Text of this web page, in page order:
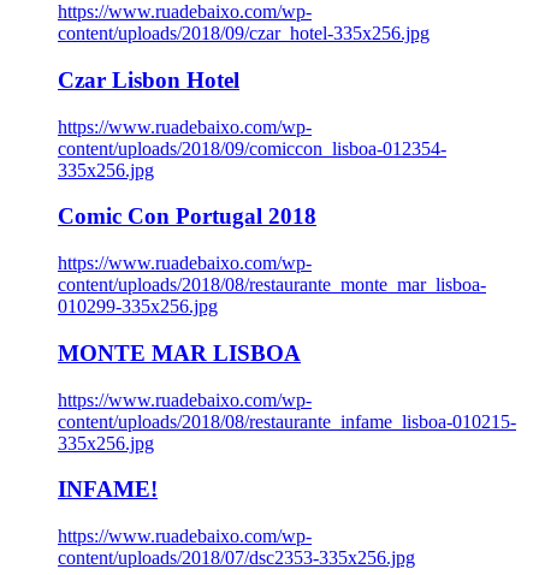
https://www.ruadebaixo.com/wp-
content/uploads/2018/09/czar_hotel-335x256.jpg
Czar Lisbon Hotel
https://www.ruadebaixo.com/wp-
content/uploads/2018/09/comiccon_lisboa-012354-
335x256.jpg
Comic Con Portugal 2018
https://www.ruadebaixo.com/wp-
content/uploads/2018/08/restaurante_monte_mar_lisboa-
010299-335x256.jpg
MONTE MAR LISBOA
https://www.ruadebaixo.com/wp-
content/uploads/2018/08/restaurante_infame_lisboa-010215-
335x256.jpg
INFAME!
https://www.ruadebaixo.com/wp-
content/uploads/2018/07/dsc2353-335x256.jpg